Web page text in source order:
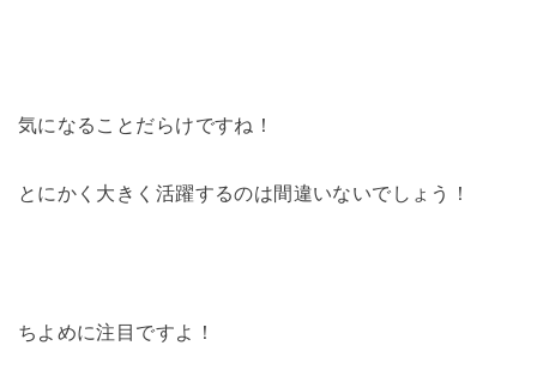
気になることだらけですね！
とにかく大きく活躍するのは間違いないでしょう！
ちよめに注目ですよ！